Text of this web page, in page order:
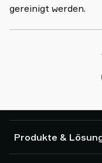
gereinigt werden.
Produkte &